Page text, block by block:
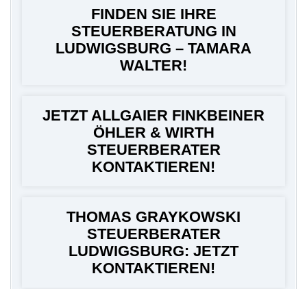
FINDEN SIE IHRE
STEUERBERATUNG IN
LUDWIGSBURG – TAMARA
WALTER!
JETZT ALLGAIER FINKBEINER
ÖHLER & WIRTH
STEUERBERATER
KONTAKTIEREN!
THOMAS GRAYKOWSKI
STEUERBERATER
LUDWIGSBURG: JETZT
KONTAKTIEREN!